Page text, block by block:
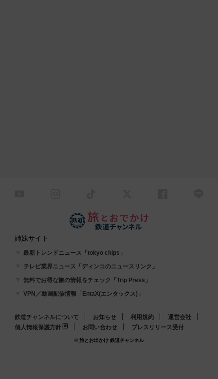
姉妹サイト
最新トレンドニュース「tokyo chips」
テレビ業界ニュース「ディンコのニュースリンク」
無料でお得な旅の情報をチェック「Trip Press」
VPN／動画配信情報「EntaX(エンタックス)」
鉄道チャンネルについて お知らせ 利用規約
運営会社
個人情報保護方針
お問い合わせ プレスリリース受付
© 旅とお出かけ 鉄道チャンネル